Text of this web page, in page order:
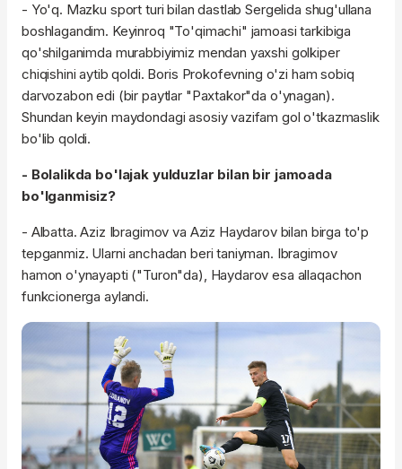
- Yo'q. Mazku sport turi bilan dastlab Sergelida shug'ullana
boshlagandim. Keyinroq "To'qimachi" jamoasi tarkibiga
qo'shilganimda murabbiyimiz mendan yaxshi golkiper
chiqishini aytib qoldi. Boris Prokofevning o'zi ham sobiq
darvozabon edi (bir paytlar "Paxtakor"da o'ynagan).
Shundan keyin maydondagi asosiy vazifam gol o'tkazmaslik
bo'lib qoldi.
- Bolalikda bo'lajak yulduzlar bilan bir jamoada
bo'lganmisiz?
- Albatta. Aziz Ibragimov va Aziz Haydarov bilan birga to'p
tepganmiz. Ularni anchadan beri taniyman. Ibragimov
hamon o'ynayapti ("Turon"da), Haydarov esa allaqachon
funkcionerga aylandi.